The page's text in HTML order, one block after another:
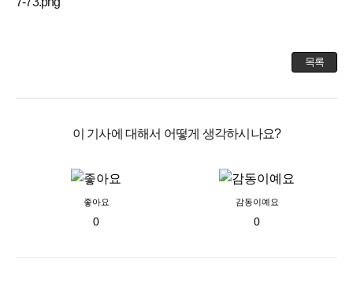
목록
이 기사에 대해서 어떻게 생각하시나요?
좋아요
0
감동이예요
0